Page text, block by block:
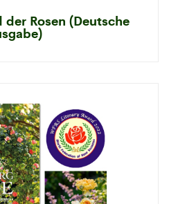
Rosen (Deutsche